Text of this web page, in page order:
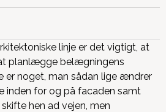
linje er det vigtigt, at
planlægge belægningens
er noget, man sådan lige ændrer
inden for og på facaden samt
hen ad vejen, men